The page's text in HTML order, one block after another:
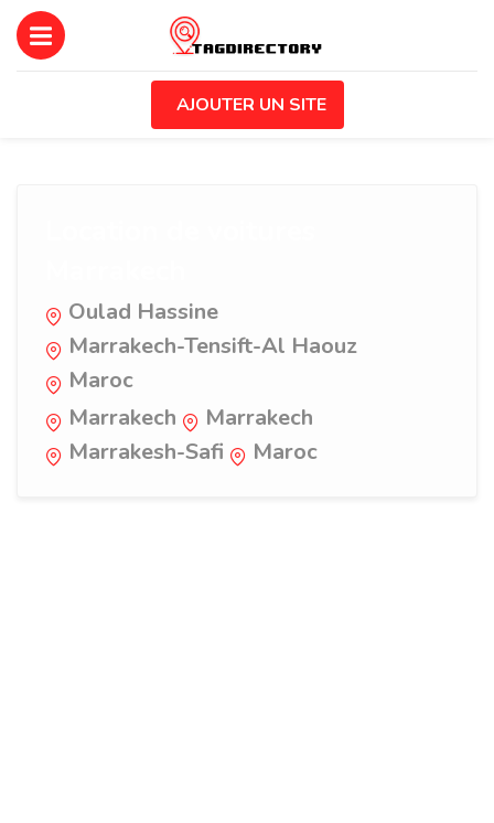
AJOUTER UN SITE
Oulad Hassine
Marrakech-Tensift-Al Haouz
Maroc
Marrakech
Marrakech
Marrakesh-Safi
Maroc